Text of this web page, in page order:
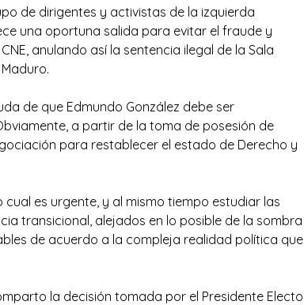
de dirigentes y activistas de la izquierda
una oportuna salida para evitar el fraude y
anulando así la sentencia ilegal de la Sala
de que Edmundo González debe ser
a partir de la toma de posesión de
para restablecer el estado de Derecho y
es urgente, y al mismo tiempo estudiar las
transicional, alejados en lo posible de la sombra
de acuerdo a la compleja realidad política que
la decisión tomada por el Presidente Electo